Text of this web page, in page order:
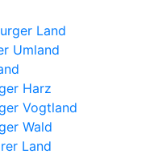
Land
Umland
Harz
Vogtland
Wald
Land